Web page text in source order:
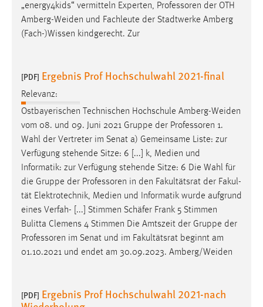
„energy4kids“ vermitteln Experten, Professoren der OTH
Amberg-Weiden und Fachleute der Stadtwerke Amberg
(Fach-)Wissen kindgerecht. Zur
[PDF] Ergebnis Prof Hochschulwahl 2021-final
Relevanz:
Ostbayerischen Technischen Hochschule Amberg-Weiden
vom 08. und 09. Juni 2021 Gruppe der Professoren 1.
Wahl der Vertreter im Senat a) Gemeinsame Liste: zur
Verfügung stehende Sitze: 6 [...] k, Medien und
Informatik: zur Verfügung stehende Sitze: 6 Die Wahl für
die Gruppe der Professoren in den Fakultätsrat der Fakul-
tät Elektrotechnik, Medien und Informatik wurde aufgrund
eines Verfah- [...] Stimmen Schäfer Frank 5 Stimmen
Bulitta Clemens 4 Stimmen Die Amtszeit der Gruppe der
Professoren im Senat und im Fakultätsrat beginnt am
01.10.2021 und endet am 30.09.2023. Amberg/Weiden
[PDF] Ergebnis Prof Hochschulwahl 2021-nach